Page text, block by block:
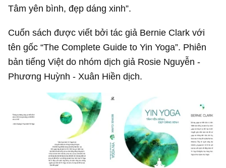
Tâm yên bình, đẹp dáng xinh”.
Cuốn sách được viết bởi tác giả Bernie Clark với
tên gốc “The Complete Guide to Yin Yoga”. Phiên
bản tiếng Việt do nhóm dịch giả Rosie Nguyễn -
Phương Huỳnh - Xuân Hiền dịch.